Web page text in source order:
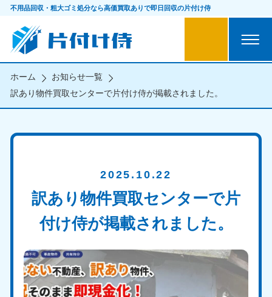
不用品回収・粗大ゴミ処分なら高価買取ありで即日回収の片付け侍
ホーム
お知らせ一覧
訳あり物件買取センターで片付け侍が掲載されました。
2025.10.22
訳あり物件買取センターで片
付け侍が掲載されました。